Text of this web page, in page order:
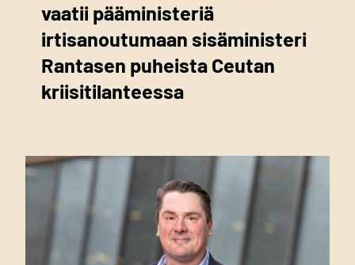
vaatii pääministeriä
irtisanoutumaan sisäministeri
Rantasen puheista Ceutan
kriisitilanteessa